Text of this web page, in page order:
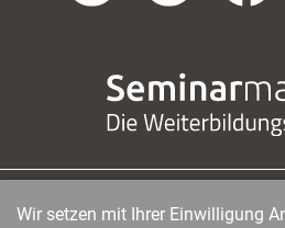
managerSeminare Verlags GmbH |
Wir setzen mit Ihrer Einwilligung